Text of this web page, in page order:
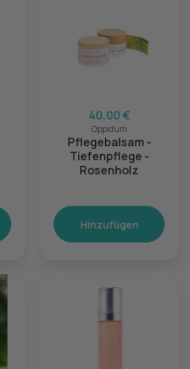
40,00 €
Oppidum
Pflegebalsam -
Tiefenpflege -
Rosenholz
Hinzufügen